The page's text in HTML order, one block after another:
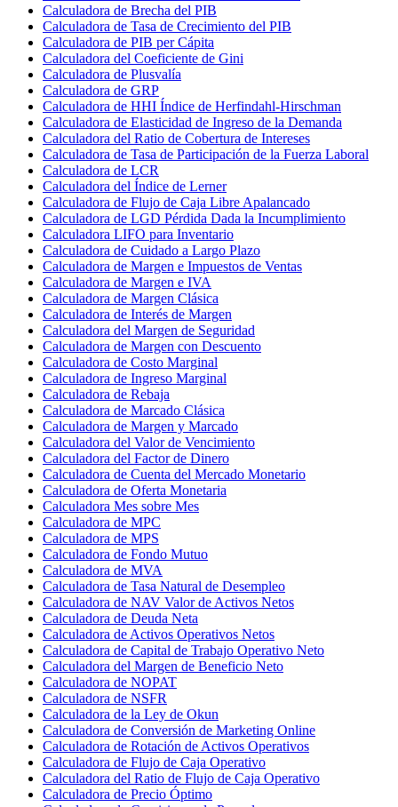
Calculadora de Brecha del PIB
Calculadora de Tasa de Crecimiento del PIB
Calculadora de PIB per Cápita
Calculadora del Coeficiente de Gini
Calculadora de Plusvalía
Calculadora de GRP
Calculadora de HHI Índice de Herfindahl-Hirschman
Calculadora de Elasticidad de Ingreso de la Demanda
Calculadora del Ratio de Cobertura de Intereses
Calculadora de Tasa de Participación de la Fuerza Laboral
Calculadora de LCR
Calculadora del Índice de Lerner
Calculadora de Flujo de Caja Libre Apalancado
Calculadora de LGD Pérdida Dada la Incumplimiento
Calculadora LIFO para Inventario
Calculadora de Cuidado a Largo Plazo
Calculadora de Margen e Impuestos de Ventas
Calculadora de Margen e IVA
Calculadora de Margen Clásica
Calculadora de Interés de Margen
Calculadora del Margen de Seguridad
Calculadora de Margen con Descuento
Calculadora de Costo Marginal
Calculadora de Ingreso Marginal
Calculadora de Rebaja
Calculadora de Marcado Clásica
Calculadora de Margen y Marcado
Calculadora del Valor de Vencimiento
Calculadora del Factor de Dinero
Calculadora de Cuenta del Mercado Monetario
Calculadora de Oferta Monetaria
Calculadora Mes sobre Mes
Calculadora de MPC
Calculadora de MPS
Calculadora de Fondo Mutuo
Calculadora de MVA
Calculadora de Tasa Natural de Desempleo
Calculadora de NAV Valor de Activos Netos
Calculadora de Deuda Neta
Calculadora de Activos Operativos Netos
Calculadora de Capital de Trabajo Operativo Neto
Calculadora del Margen de Beneficio Neto
Calculadora de NOPAT
Calculadora de NSFR
Calculadora de la Ley de Okun
Calculadora de Conversión de Marketing Online
Calculadora de Rotación de Activos Operativos
Calculadora de Flujo de Caja Operativo
Calculadora del Ratio de Flujo de Caja Operativo
Calculadora de Precio Óptimo